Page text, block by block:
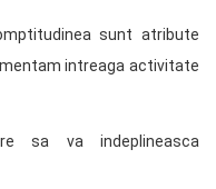
sunt atribute
intreaga activitate
sa va indeplineasca